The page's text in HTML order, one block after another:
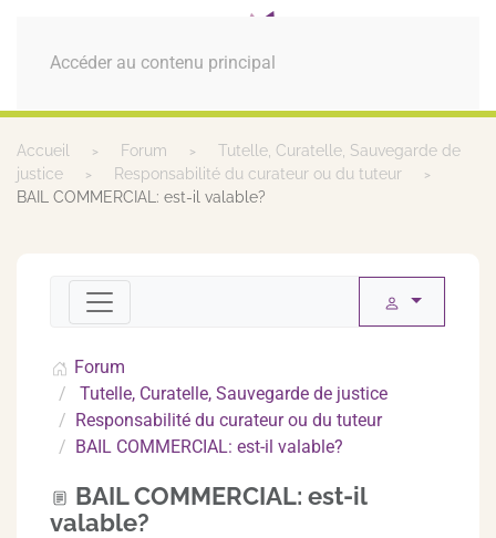
Accéder au contenu principal
MENU
Accueil Forum
Tutelle, Curatelle, Sauvegarde de
justice
Responsabilité du curateur ou du tuteur
BAIL COMMERCIAL: est-il valable?
Forum
Tutelle, Curatelle, Sauvegarde de justice
Responsabilité du curateur ou du tuteur
BAIL COMMERCIAL: est-il valable?
BAIL COMMERCIAL: est-il
valable?